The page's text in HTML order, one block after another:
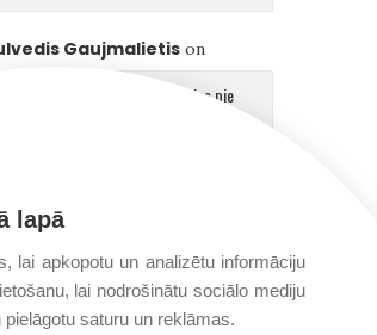
Gaujmalietison
Aglonā mudina atgriezties pie
lapā
lai apkopotu un analizētu informāciju
lai nodrošinātu sociālo mediju
saturu un reklāmas.